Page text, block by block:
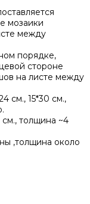
мозаики
между
порядке,
стороне
на листе между
см., 15*30 см.,
толщина ~4
,толщина около